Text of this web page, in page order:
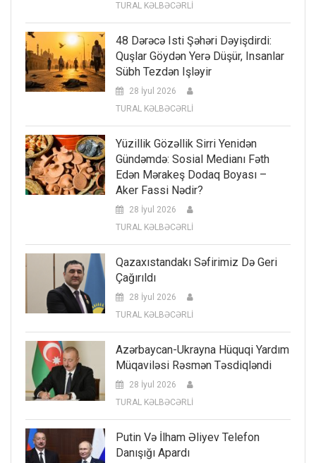
TURAL KƏLBƏCƏRLİ
48 Dərəcə Isti Şəhəri Dəyişdirdi:
Quşlar Göydən Yerə Düşür, Insanlar
Sübh Tezdən Işləyir
28 İyul 2026
TURAL KƏLBƏCƏRLİ
Yüzillik Gözəllik Sirri Yenidən
Gündəmdə: Sosial Medianı Fəth
Edən Mərakeş Dodaq Boyası –
Aker Fassi Nədir?
28 İyul 2026
TURAL KƏLBƏCƏRLİ
Qazaxıstandakı Səfirimiz Də Geri
Çağırıldı
28 İyul 2026
TURAL KƏLBƏCƏRLİ
Azərbaycan-Ukrayna Hüquqi Yardım
Müqaviləsi Rəsmən Təsdiqləndi
28 İyul 2026
TURAL KƏLBƏCƏRLİ
Putin Və İlham Əliyev Telefon
Danışığı Apardı